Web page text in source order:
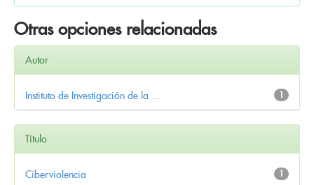
Otras opciones relacionadas
Autor
1
Instituto de Investigación de la ...
Título
1
Ciberviolencia